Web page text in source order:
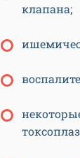
клапана;